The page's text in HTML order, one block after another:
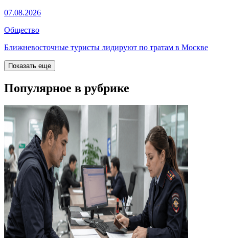
07.08.2026
Общество
Ближневосточные туристы лидируют по тратам в Москве
Показать еще
Популярное в рубрике